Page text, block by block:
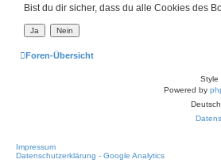
Bist du dir sicher, dass du alle Cookies des
Foren-Übersicht
Style
Powered by
Impressum
Datenschutzerklärung - Google Analytics